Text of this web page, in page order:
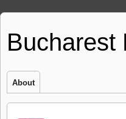
Bucharest
About